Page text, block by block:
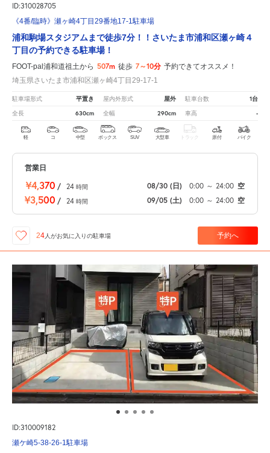
ID:310028705
《4番/臨時》瀬ヶ崎4丁目29番地17-1駐車場
浦和駒場スタジアムまで徒歩7分！！さいたま市浦和区瀬ヶ崎４
丁目の予約できる駐車場！
FOOT-pal浦和道祖土から 507m 徒歩 7～10分 予約できてオススメ！
埼玉県さいたま市浦和区瀬ヶ崎4丁目29-17-1
駐車場形式 平置き 屋内外形式 屋外 駐車台数 1台
全長 630cm 全幅 290cm 車高 -
軽 コ 中型 ボックス SUV 大型車 トラック 原付 バイク
営業日
¥4,370 / 24 時間 08/30 (日) 0:00 ～ 24:00 空
¥3,500 / 24 時間 09/05 (土) 0:00 ～ 24:00 空
24人がお気に入りの駐車場 予約へ
ID:310009182
瀬ケ崎5-38-26-1駐車場